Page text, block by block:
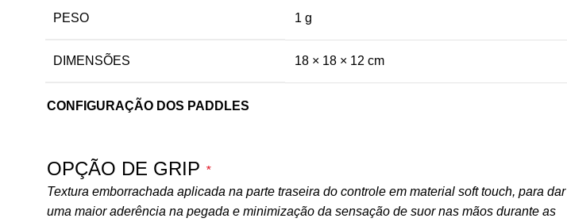
PESO 1 g
DIMENSÕES 18 × 18 × 12 cm
CONFIGURAÇÃO DOS PADDLES
OPÇÃO DE GRIP *
Textura emborrachada aplicada na parte traseira do controle em material soft touch, para dar
uma maior aderência na pegada e minimização da sensação de suor nas mãos durante as